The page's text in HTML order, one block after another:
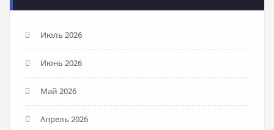
Июль 2026
Июнь 2026
Май 2026
Апрель 2026